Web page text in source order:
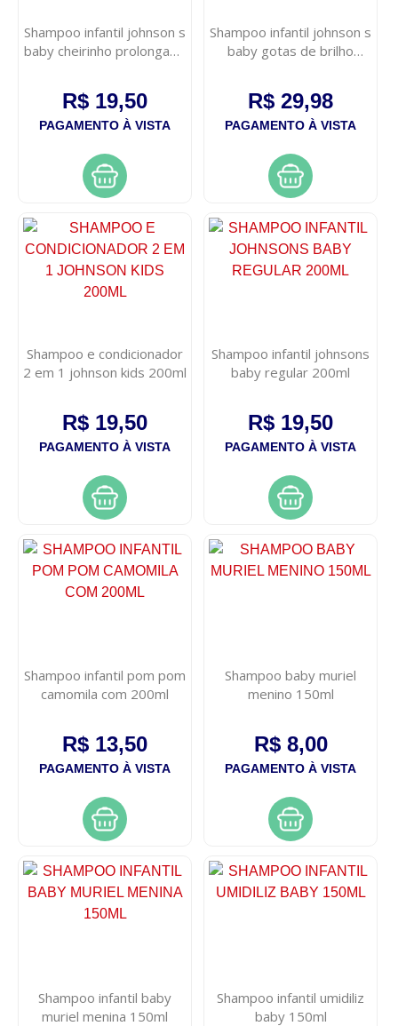
Shampoo infantil johnson s
baby cheirinho prolongado
R$ 19,50
PAGAMENTO À VISTA
Shampoo infantil johnson s
baby gotas de brilho
R$ 29,98
PAGAMENTO À VISTA
Shampoo e condicionador
2 em 1 johnson kids 200ml
R$ 19,50
PAGAMENTO À VISTA
Shampoo infantil johnsons
baby regular 200ml
R$ 19,50
PAGAMENTO À VISTA
Shampoo infantil pom pom
camomila com 200ml
R$ 13,50
PAGAMENTO À VISTA
Shampoo baby muriel
menino 150ml
R$ 8,00
PAGAMENTO À VISTA
Shampoo infantil baby
muriel menina 150ml
Shampoo infantil umidiliz
baby 150ml